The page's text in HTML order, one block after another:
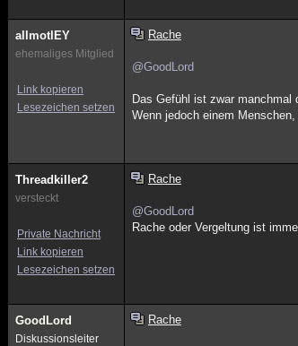
allmotlEY
ehemaliges Mitglied
Link kopieren
Lesezeichen setzen
Rache
@GoodLord
Das Gefühl ist zwar
Wenn jedoch einem
Threadkiller2
versteckt
Private Nachricht
Link kopieren
Lesezeichen setzen
Rache
@GoodLord
Rache oder Vergeltung ist
GoodLord
Diskussionsleiter
Rache